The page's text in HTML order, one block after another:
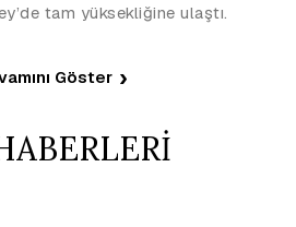
tam yüksekliğine ulaştı.
Göster